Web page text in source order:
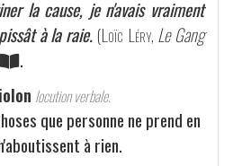
la cause, je n'avais vraiment
à la raie. (Loïc Léry, Le Gang
.
locution verbale.
que personne ne prend en
à rien.